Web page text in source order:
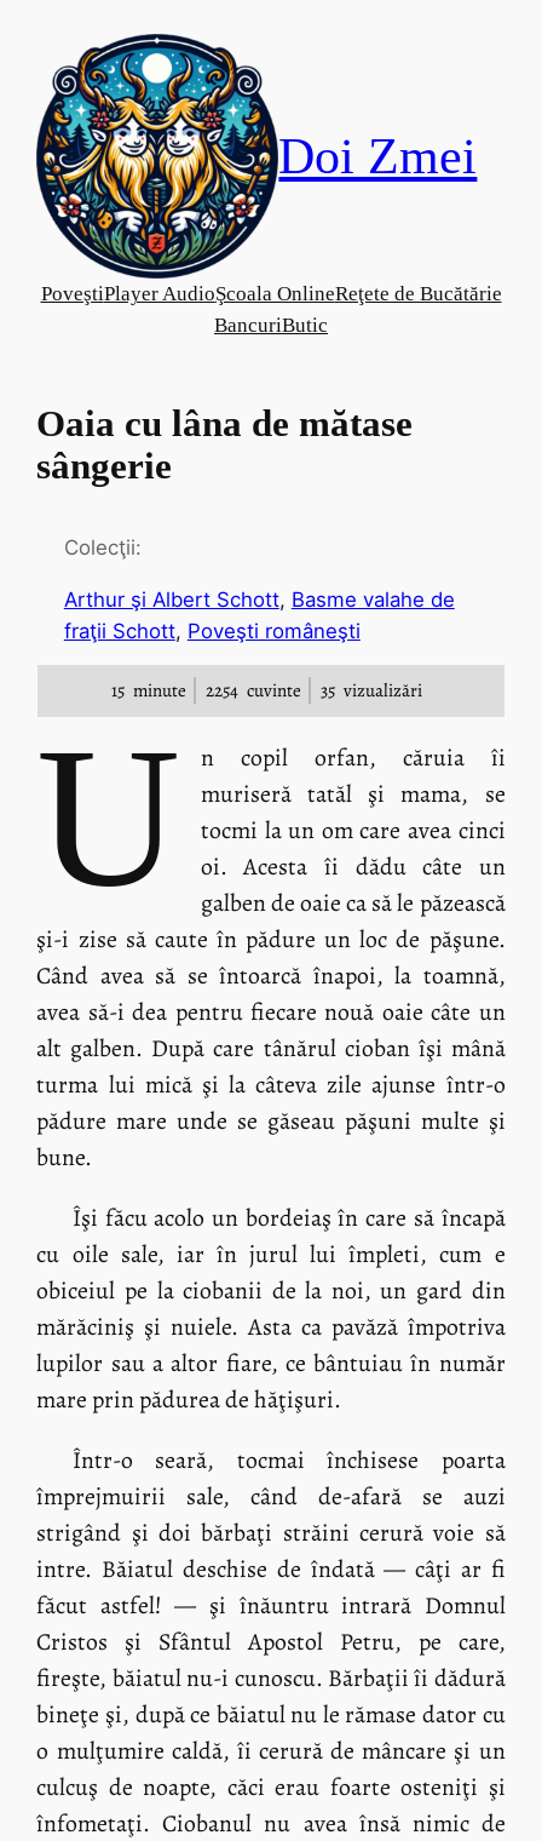
content
Doi Zmei
PoveştiPlayer AudioŞcoala OnlineReţete de Bucătărie
BancuriButic
Oaia cu lâna de mătase
sângerie
Colecţii:
Arthur şi Albert Schott, Basme valahe de
fraţii Schott, Poveşti româneşti
15 minute 2254 cuvinte 35 vizualizări
U
n copil orfan, căruia îi
muriseră tatăl şi mama, se
tocmi la un om care avea cinci
oi. Acesta îi dădu câte un
galben de oaie ca să le păzească
şi-i zise să caute în pădure un loc de păşune.
Când avea să se întoarcă înapoi, la toamnă,
avea să-i dea pentru fiecare nouă oaie câte un
alt galben. După care tânărul cioban îşi mână
turma lui mică şi la câteva zile ajunse într-o
pădure mare unde se găseau păşuni multe şi
bune.
Îşi făcu acolo un bordeiaş în care să încapă
cu oile sale, iar în jurul lui împleti, cum e
obiceiul pe la ciobanii de la noi, un gard din
mărăciniş şi nuiele. Asta ca pavăză împotriva
lupilor sau a altor fiare, ce bântuiau în număr
mare prin pădurea de hăţişuri.
Într-o seară, tocmai închisese poarta
împrejmuirii sale, când de-afară se auzi
strigând şi doi bărbaţi străini cerură voie să
intre. Băiatul deschise de îndată — câţi ar fi
făcut astfel! — şi înăuntru intrară Domnul
Cristos şi Sfântul Apostol Petru, pe care,
fireşte, băiatul nu-i cunoscu. Bărbaţii îi dădură
bineţe şi, după ce băiatul nu le rămase dator cu
o mulţumire caldă, îi cerură de mâncare şi un
culcuş de noapte, căci erau foarte osteniţi şi
înfometaţi. Ciobanul nu avea însă nimic de